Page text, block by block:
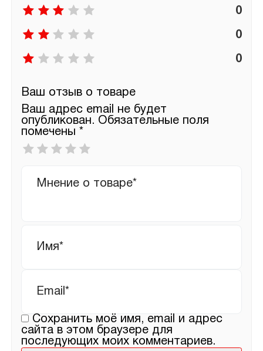
0
0
0
Ваш отзыв о товаре
Ваш адрес email не будет
опубликован. Обязательные поля
помечены *
Ваша
оценка
отзыв
Сохранить моё имя, email и адрес
сайта в этом браузере для
последующих моих комментариев.